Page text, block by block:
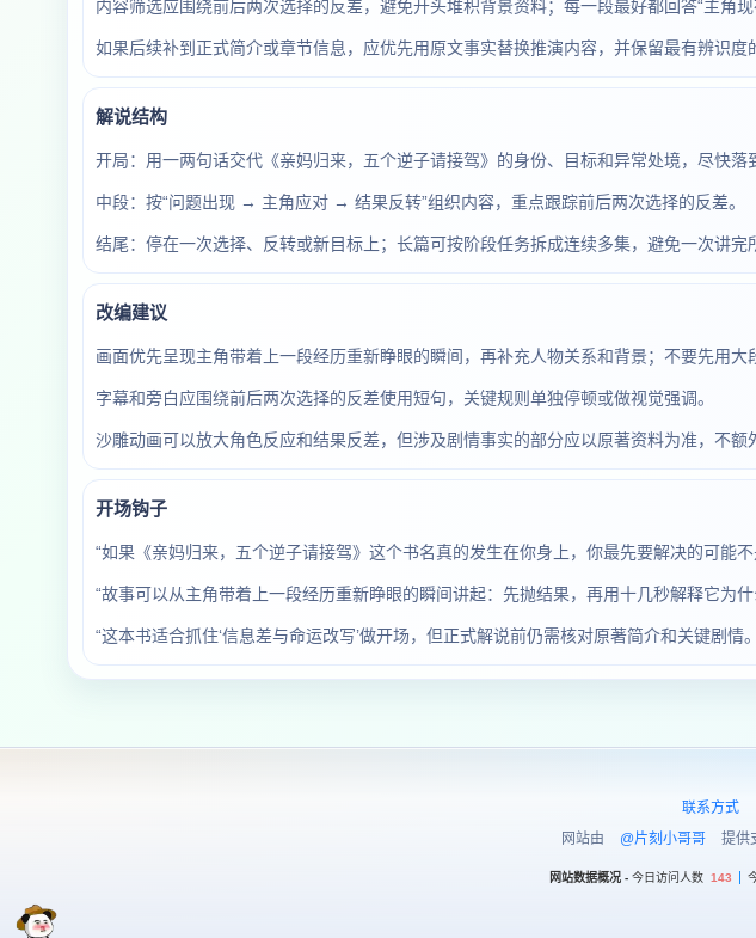
内容筛选应围绕前后两次选择的反差，避免开头堆积背景资料；每一段最好都回答“主角现
如果后续补到正式简介或章节信息，应优先用原文事实替换推演内容，并保留最有辨识度
解说结构
开局：用一两句话交代《亲妈归来，五个逆子请接驾》的身份、目标和异常处境，尽快落
中段：按“问题出现 → 主角应对 → 结果反转”组织内容，重点跟踪前后两次选择的反差。
结尾：停在一次选择、反转或新目标上；长篇可按阶段任务拆成连续多集，避免一次讲完
改编建议
画面优先呈现主角带着上一段经历重新睁眼的瞬间，再补充人物关系和背景；不要先用大
字幕和旁白应围绕前后两次选择的反差使用短句，关键规则单独停顿或做视觉强调。
沙雕动画可以放大角色反应和结果反差，但涉及剧情事实的部分应以原著资料为准，不额
开场钩子
“如果《亲妈归来，五个逆子请接驾》这个书名真的发生在你身上，你最先要解决的可能
“故事可以从主角带着上一段经历重新睁眼的瞬间讲起：先抛结果，再用十几秒解释它为
“这本书适合抓住‘信息差与命运改写’做开场，但正式解说前仍需核对原著简介和关键剧情
联系方式
网站由
@片刻小哥哥 提供
网站数据概况 - 今日访问人数 143